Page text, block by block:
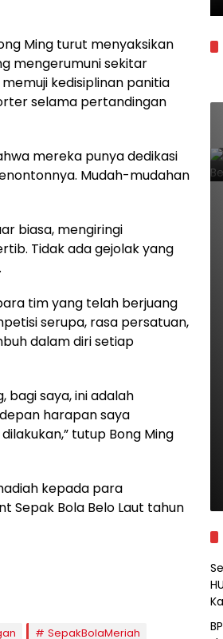
Ming turut menyaksikan
mengerumuni sekitar
kedisiplinan panitia
selama pertandingan
mereka punya dedikasi
Mudah-mudahan
biasa, mengiringi
Tidak ada gejolak yang
tim yang telah berjuang
serupa, rasa persatuan,
dalam diri setiap
bagi saya, ini adalah
harapan saya
tutup Bong Ming
kepada para
Sepak Bola Belo Laut tahun
SepakBolaMeriah